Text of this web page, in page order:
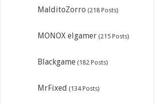
MalditoZorro (218 Posts)
MONOX elgamer (215 Posts)
Blackgame (182 Posts)
MrFixed (134 Posts)